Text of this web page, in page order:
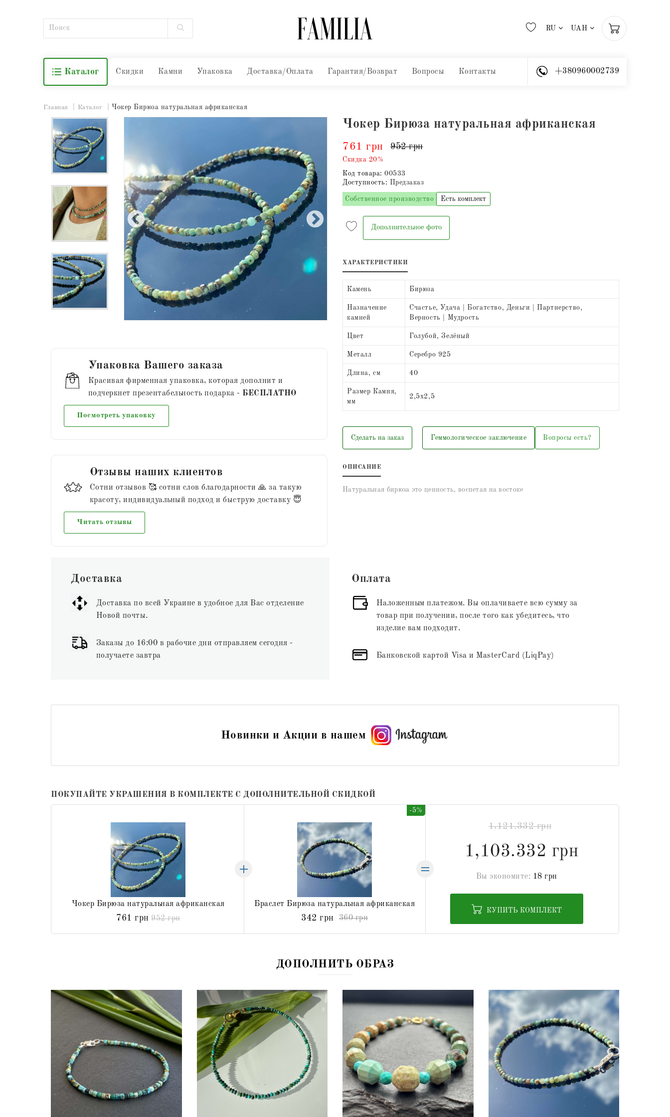
RU UAH
Каталог Скидки Камни Упаковка Доставка/Оплата Гарантия/Возврат Вопросы Контакты +380960002739
Главная Каталог Чокер Бирюза натуральная африканская
Упаковка Вашего заказа
Красивая фирменная упаковка, которая дополнит и
подчеркнет презентабельность подарка - БЕСПЛАТНО
Посмотреть упаковку
Отзывы наших клиентов
Сотни отзывов 🥰 сотни слов благодарности 🙏 за такую
красоту, индивидуальный подход и быструю доставку 😇
Читать отзывы
Чокер Бирюза натуральная африканская
761 грн 952 грн
Скидка 20%
Код товара: 00533
Доступность: Предзаказ
Собственное производство Есть комплект
Дополнительное фото
ХАРАКТЕРИСТИКИ
Камень Бирюза
Назначение
камней
Счастье, Удача | Богатство, Деньги | Партнерство,
Верность | Мудрость
Цвет Голубой, Зелёный
Металл Серебро 925
Длина, см 40
Размер Камня,
мм
2,5х2,5
Сделать на заказ Геммологическое заключение Вопросы есть?
ОПИСАНИЕ
Натуральная бирюза это ценность, воспетая на востоке
Доставка
Доставка по всей Украине в удобное для Вас отделение
Новой почты.
Заказы до 16:00 в рабочие дни отправляем сегодня -
получаете завтра
Оплата
Наложенным платежом. Вы оплачиваете всю сумму за
товар при получении, после того как убедитесь, что
изделие вам подходит.
Банковской картой Visa и MasterCard (LiqPay)
Новинки и Акции в нашем
ПОКУПАЙТЕ УКРАШЕНИЯ В КОМПЛЕКТЕ С ДОПОЛНИТЕЛЬНОЙ СКИДКОЙ
761 грн 952 грн
Чокер Бирюза натуральная африканская
-5%
Браслет Бирюза натуральная африканская
342 грн 360 грн
1,121.332 грн
1,103.332 грн
Вы экономите: 18 грн
КУПИТЬ КОМПЛЕКТ
ДОПОЛНИТЬ ОБРАЗ